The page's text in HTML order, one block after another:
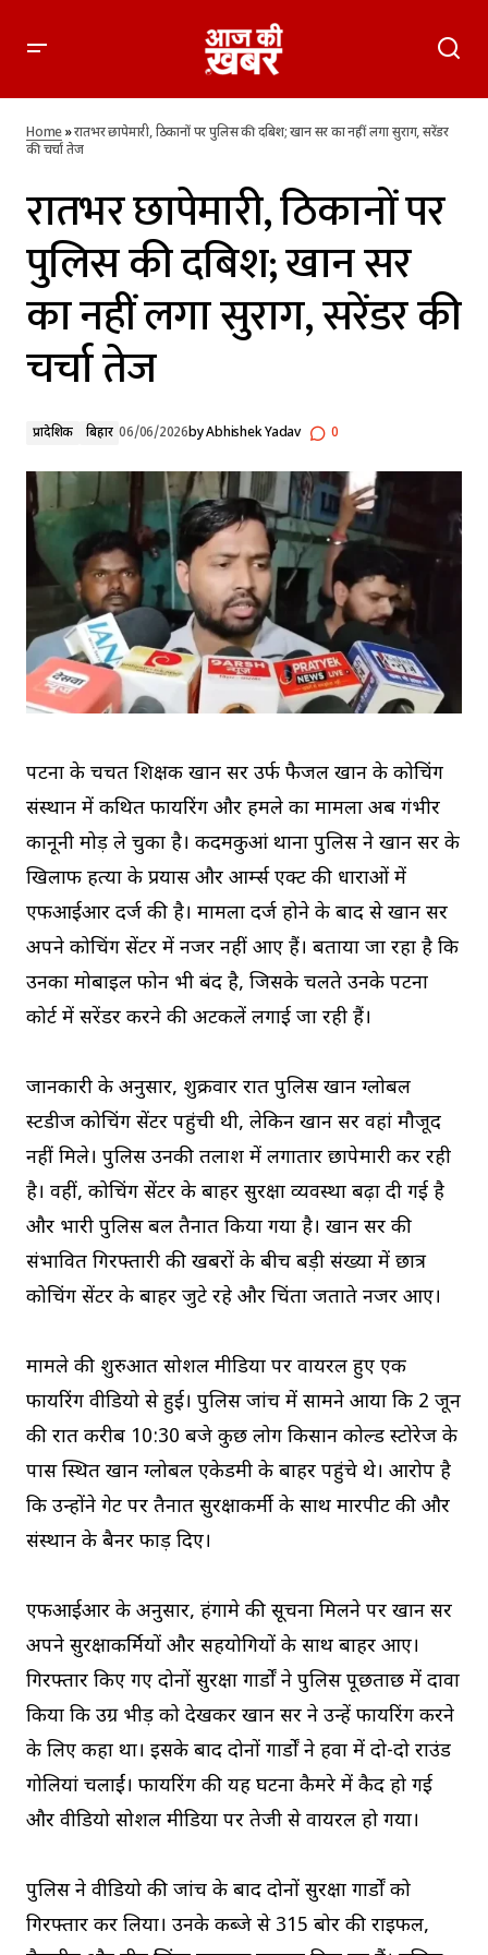
सुराग, सरेंडर की चर्चा तेज
Home»रातभर छापेमारी, ठिकानों पर पुलिस की दबिश; खान सर का नहीं लगा सुराग, सरेंडर
की चर्चा तेज
रातभर छापेमारी, ठिकानों पर
पुलिस की दबिश; खान सर
का नहीं लगा सुराग, सरेंडर की
चर्चा तेज
प्रादेशिक बिहार 06/06/2026byAbhishek Yadav 0
पटना के चर्चित शिक्षक खान सर उर्फ फैजल खान के कोचिंग
संस्थान में कथित फायरिंग और हमले का मामला अब गंभीर
कानूनी मोड़ ले चुका है। कदमकुआं थाना पुलिस ने खान सर के
खिलाफ हत्या के प्रयास और आर्म्स एक्ट की धाराओं में
एफआईआर दर्ज की है। मामला दर्ज होने के बाद से खान सर
अपने कोचिंग सेंटर में नजर नहीं आए हैं। बताया जा रहा है कि
उनका मोबाइल फोन भी बंद है, जिसके चलते उनके पटना
कोर्ट में सरेंडर करने की अटकलें लगाई जा रही हैं।
जानकारी के अनुसार, शुक्रवार रात पुलिस खान ग्लोबल
स्टडीज कोचिंग सेंटर पहुंची थी, लेकिन खान सर वहां मौजूद
नहीं मिले। पुलिस उनकी तलाश में लगातार छापेमारी कर रही
है। वहीं, कोचिंग सेंटर के बाहर सुरक्षा व्यवस्था बढ़ा दी गई है
और भारी पुलिस बल तैनात किया गया है। खान सर की
संभावित गिरफ्तारी की खबरों के बीच बड़ी संख्या में छात्र
कोचिंग सेंटर के बाहर जुटे रहे और चिंता जताते नजर आए।
मामले की शुरुआत सोशल मीडिया पर वायरल हुए एक
फायरिंग वीडियो से हुई। पुलिस जांच में सामने आया कि 2 जून
की रात करीब 10:30 बजे कुछ लोग किसान कोल्ड स्टोरेज के
पास स्थित खान ग्लोबल एकेडमी के बाहर पहुंचे थे। आरोप है
कि उन्होंने गेट पर तैनात सुरक्षाकर्मी के साथ मारपीट की और
संस्थान के बैनर फाड़ दिए।
एफआईआर के अनुसार, हंगामे की सूचना मिलने पर खान सर
अपने सुरक्षाकर्मियों और सहयोगियों के साथ बाहर आए।
गिरफ्तार किए गए दोनों सुरक्षा गार्डों ने पुलिस पूछताछ में दावा
किया कि उग्र भीड़ को देखकर खान सर ने उन्हें फायरिंग करने
के लिए कहा था। इसके बाद दोनों गार्डों ने हवा में दो-दो राउंड
गोलियां चलाईं। फायरिंग की यह घटना कैमरे में कैद हो गई
और वीडियो सोशल मीडिया पर तेजी से वायरल हो गया।
पुलिस ने वीडियो की जांच के बाद दोनों सुरक्षा गार्डों को
गिरफ्तार कर लिया। उनके कब्जे से 315 बोर की राइफल,